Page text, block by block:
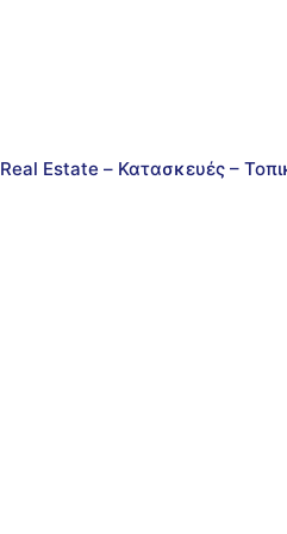
Real Estate – Κατασκευές –